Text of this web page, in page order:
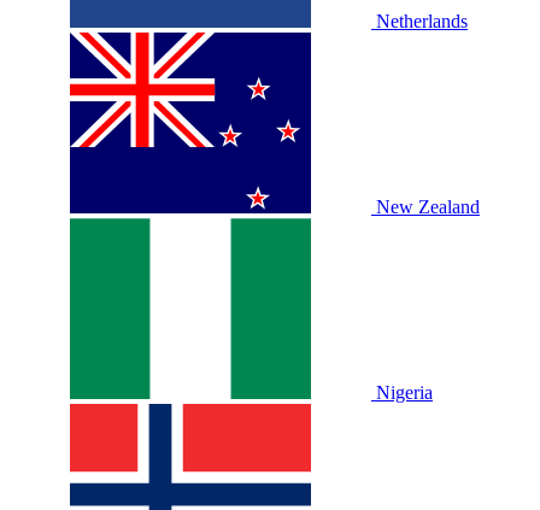
Netherlands
New Zealand
Nigeria